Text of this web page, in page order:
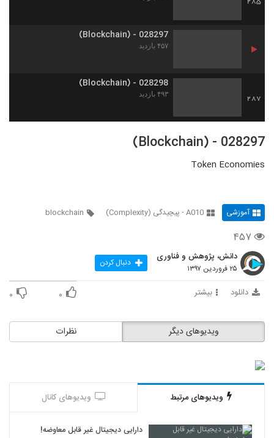
285
028297 - (Blockchain)
۴۵۷ بازدید
287
028298 - (Blockchain)
۴۹۳ بازدید
028297 - (Blockchain)
Token Economies
آموزشی A010 - پیچیدگی (Complexity) blockchain
۴۵۷
دانش، پژوهش و فناوری
۲۵ فروردین ۱۳۹۷ دنبال کردن
دانلود بیشتر ۰ ۰
نظرات ویدیوهای دیگر
ویدیوهای مرتبط ویدیوهای کانال
دارایی دیجیتال غیر قابل معاوضه!